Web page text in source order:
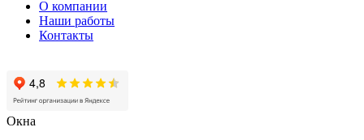
О компании
Наши работы
Контакты
Окна